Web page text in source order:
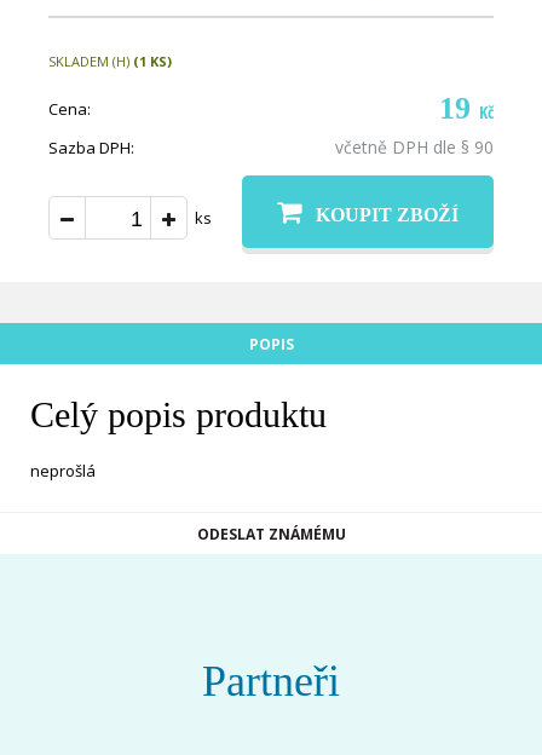
SKLADEM (H) (1 KS)
Cena: 19 Kč
Sazba DPH: včetně DPH dle § 90
ks KOUPIT ZBOŽÍ
POPIS
Celý popis produktu
neprošlá
ODESLAT ZNÁMÉMU
Partneři